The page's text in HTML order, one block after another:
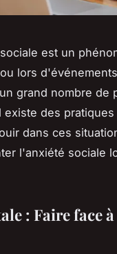
est un
lors
grand nombre de
existe des
dans ces
l'anxiété sociale
: Faire face